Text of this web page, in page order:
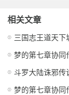
相关文章
三国志王道天
梦的第七章协同
斗罗大陆诛邪
梦的第七章协同